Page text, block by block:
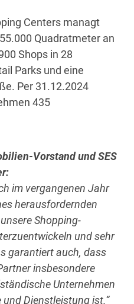
Centers managt
Quadratmeter an
Shops in 28
Parks und eine
Per 31.12.2024
435
Vorstand und SES
im vergangenen Jahr
herausfordernden
Shopping-
und sehr
garantiert auch, dass
insbesondere
Unternehmen
Dienstleistung ist.“